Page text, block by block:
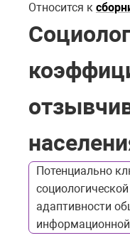
Относится к
Потенциально
адаптивности